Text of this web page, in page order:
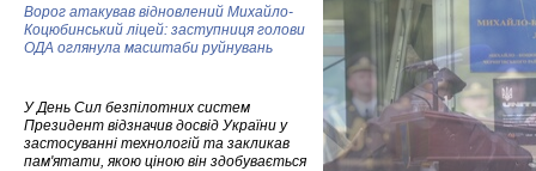
Ворог атакував відновлений Михайло-
Коцюбинський ліцей: заступниця голови
ОДА оглянула масштаби руйнувань
У День Сил безпілотних систем
Президент відзначив досвід України у
застосуванні технологій та закликав
пам'ятати, якою ціною він здобувається